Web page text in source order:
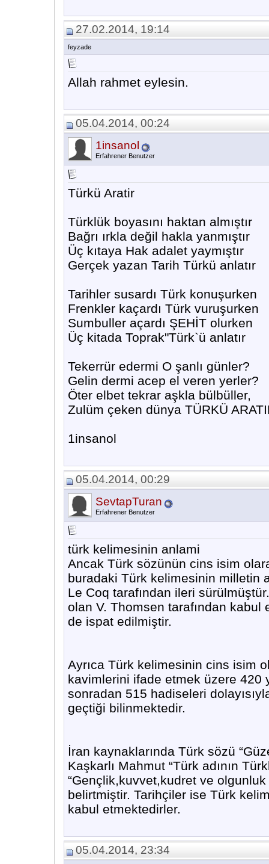
27.02.2014, 19:14
feyzade
Allah rahmet eylesin.
05.04.2014, 00:24
1insanol
Erfahrener Benutzer
Türkü Aratir
Türklük boyasını haktan almıştır
Bağrı ırkla değil hakla yanmıştır
Üç kıtaya Hak adalet yaymıştır
Gerçek yazan Tarih Türkü anlatır
Tarihler susardı Türk konuşurken
Frenkler kaçardı Türk vuruşurken
Sumbuller açardı ŞEHİT olurken
Üç kitada Toprak"Türk`ü anlatır
Tekerrür edermi O şanlı günler?
Gelin dermi acep el veren yerler?
Öter elbet tekrar aşkla bülbüller,
Zulüm çeken dünya TÜRKÜ
1insanol
05.04.2014, 00:29
SevtapTuran
Erfahrener Benutzer
türk kelimesinin anlami
Ancak Türk sözünün cins isim
buradaki Türk kelimesinin milletin
Le Coq tarafından ileri
olan V. Thomsen tarafından kabul
de ispat edilmiştir.
Ayrıca Türk kelimesinin cins isim
kavimlerini ifade etmek üzere 420
sonradan 515 hadiseleri
geçtiği bilinmektedir.
İran kaynaklarında Türk sözü
Kaşkarlı Mahmut “Türk adının
“Gençlik,kuvvet,kudret ve
belirtmiştir. Tarihçiler ise Türk
kabul etmektedirler.
05.04.2014, 23:34